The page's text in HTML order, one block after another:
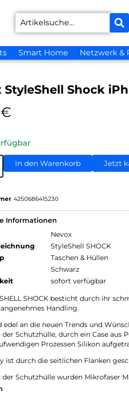
Smart Home Netzwerk &
StyleShell Shock
€
In den Warenkorb Jetzt
4250686415230
Informationen
Nevox
StyleShell SHOCK
Taschen & Hüllen
Schwarz
sofort verfügbar
SHOCK besticht durch ihr
Handling.
edel an die neuen Trends und
Schutzhülle, durch ein Case aus
Prozessen Silikon
ist durch die seitlichen Flanken
der Schutzhülle wurden Mikrofaser
Smartphones verhindert.